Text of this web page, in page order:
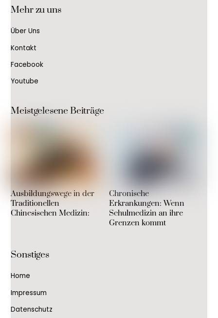
Mehr zu uns
Über Uns
Kontakt
Facebook
Youtube
Meistgelesene Beiträge
Ausbildungswege in der
Traditionellen
Chinesischen Medizin:
Chronische
Erkrankungen: Wenn
Schulmedizin an ihre
Grenzen kommt
Sonstiges
Home
Impressum
Datenschutz